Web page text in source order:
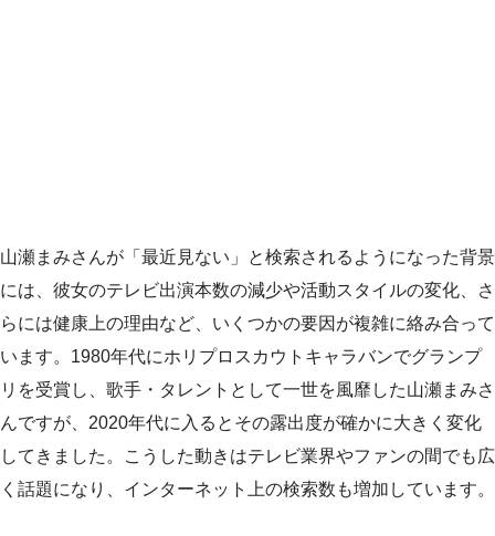
山瀬まみさんが「最近見ない」と検索されるようになった背景
には、彼女のテレビ出演本数の減少や活動スタイルの変化、さ
らには健康上の理由など、いくつかの要因が複雑に絡み合って
います。1980年代にホリプロスカウトキャラバンでグランプ
リを受賞し、歌手・タレントとして一世を風靡した山瀬まみさ
んですが、2020年代に入るとその露出度が確かに大きく変化
してきました。こうした動きはテレビ業界やファンの間でも広
く話題になり、インターネット上の検索数も増加しています。